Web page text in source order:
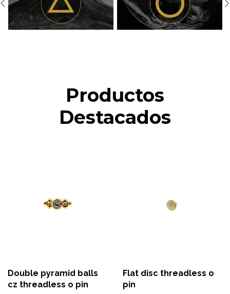
Productos
Destacados
Double pyramid balls
cz threadless o pin
Flat disc threadless o
pin